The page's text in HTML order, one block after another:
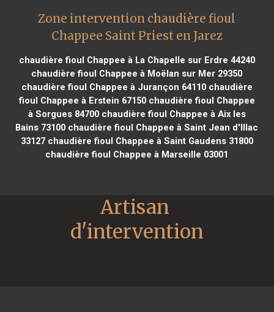
Zone intervention chaudière fioul
Chappee Saint Priest en Jarez
chaudière fioul Chappee à La Chapelle sur Erdre 44240
chaudière fioul Chappee à Moëlan sur Mer 29350
chaudière fioul Chappee à Jurançon 64110chaudière
fioul Chappee à Erstein 67150chaudière fioul Chappee
à Sorgues 84700chaudière fioul Chappee à Aix les
Bains 73100 chaudière fioul Chappee à Saint Jean d'Illac
33127chaudière fioul Chappee à Saint Gaudens 31800
chaudière fioul Chappee à Marseille 03001
Artisan
d'intervention